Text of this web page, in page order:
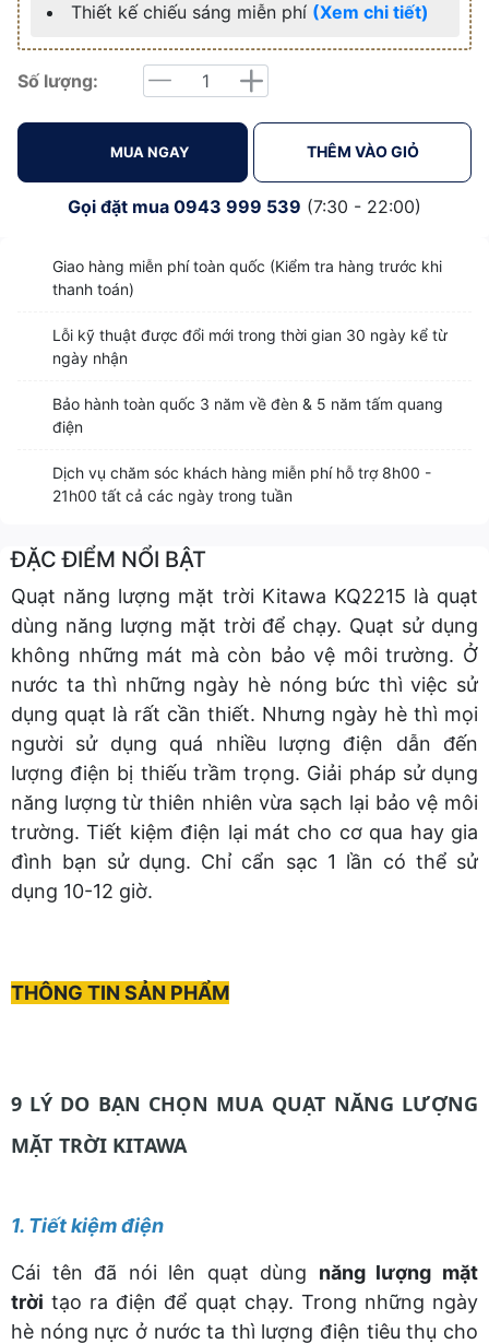
Thiết kế chiếu sáng miễn phí (Xem chi tiết)
Số lượng:
Giảm Tăng
MUA NGAY THÊM VÀO GIỎ
Gọi đặt mua 0943 999 539 (7:30 - 22:00)
Giao hàng miễn phí toàn quốc (Kiểm tra hàng trước khi
thanh toán)
Lỗi kỹ thuật được đổi mới trong thời gian 30 ngày kể từ
ngày nhận
Bảo hành toàn quốc 3 năm về đèn & 5 năm tấm quang
điện
Dịch vụ chăm sóc khách hàng miễn phí hỗ trợ 8h00 -
21h00 tất cả các ngày trong tuần
ĐẶC ĐIỂM NỔI BẬT
Quạt năng lượng mặt trời Kitawa KQ2215 là quạt
dùng năng lượng mặt trời để chạy. Quạt sử dụng
không những mát mà còn bảo vệ môi trường. Ở
nước ta thì những ngày hè nóng bức thì việc sử
dụng quạt là rất cần thiết. Nhưng ngày hè thì mọi
người sử dụng quá nhiều lượng điện dẫn đến
lượng điện bị thiếu trầm trọng. Giải pháp sử dụng
năng lượng từ thiên nhiên vừa sạch lại bảo vệ môi
trường. Tiết kiệm điện lại mát cho cơ qua hay gia
đình bạn sử dụng. Chỉ cẩn sạc 1 lần có thể sử
dụng 10-12 giờ.
THÔNG TIN SẢN PHẨM
9 LÝ DO BẠN CHỌN MUA QUẠT NĂNG LƯỢNG
MẶT TRỜI KITAWA
1. Tiết kiệm điện
Cái tên đã nói lên quạt dùng năng lượng mặt
trời tạo ra điện để quạt chạy. Trong những ngày
hè nóng nực ở nước ta thì lượng điện tiêu thụ cho